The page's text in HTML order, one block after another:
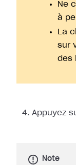
Ne
à
La
sur
des
Appuyez
Note